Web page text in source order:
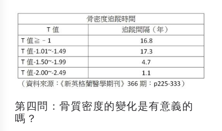
第四問：骨質密度的變化是有意義的
嗎？